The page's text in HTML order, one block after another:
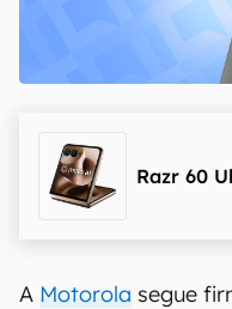
Razr 60
A Motorola segue